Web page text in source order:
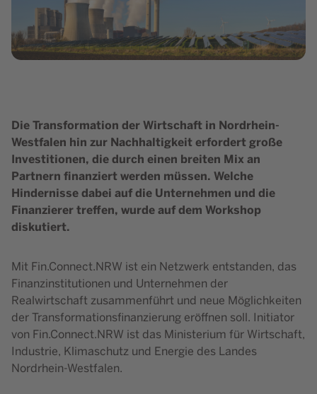
Die Transformation der Wirtschaft in Nordrhein-
Westfalen hin zur Nachhaltigkeit erfordert große
Investitionen, die durch einen breiten Mix an
Partnern finanziert werden müssen. Welche
Hindernisse dabei auf die Unternehmen und die
Finanzierer treffen, wurde auf dem Workshop
diskutiert.
Mit Fin.Connect.NRW ist ein Netzwerk entstanden, das
Finanzinstitutionen und Unternehmen der
Realwirtschaft zusammenführt und neue Möglichkeiten
der Transformationsfinanzierung eröffnen soll. Initiator
von Fin.Connect.NRW ist das Ministerium für Wirtschaft,
Industrie, Klimaschutz und Energie des Landes
Nordrhein-Westfalen.